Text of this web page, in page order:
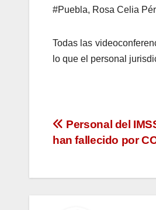
#Puebla, Rosa Celia
Todas las
lo que el personal
entradas
Personal del
han fallecido por